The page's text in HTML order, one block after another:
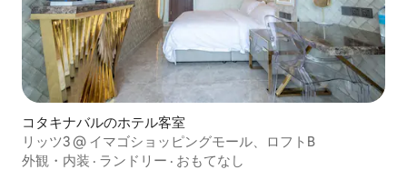
コタキナバルのホテル客室
リッツ3 @ イマゴショッピングモール、ロフトB
外観・内装 · ランドリー · おもてなし